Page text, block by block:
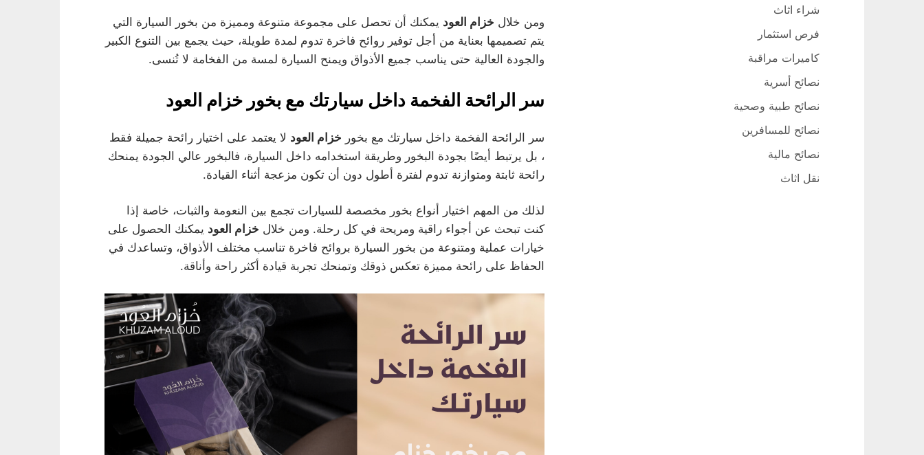
ومن خلال خزام العود يمكنك أن تحصل على مجموعة متنوعة ومميزة من بخور السيارة التي
يتم تصميمها بعناية من أجل توفير روائح فاخرة تدوم لمدة طويلة، حيث يجمع بين التنوع الكبير
والجودة العالية حتى يناسب جميع الأذواق ويمنح السيارة لمسة من الفخامة لا تُنسى.
سر الرائحة الفخمة داخل سيارتك مع بخور خزام العود
سر الرائحة الفخمة داخل سيارتك مع بخور خزام العود لا يعتمد على اختيار رائحة جميلة فقط
، بل يرتبط أيضًا بجودة البخور وطريقة استخدامه داخل السيارة، فالبخور عالي الجودة يمنحك
رائحة ثابتة ومتوازنة تدوم لفترة أطول دون أن تكون مزعجة أثناء القيادة.
لذلك من المهم اختيار أنواع بخور مخصصة للسيارات تجمع بين النعومة والثبات، خاصة إذا
كنت تبحث عن أجواء راقية ومريحة في كل رحلة. ومن خلال خزام العود يمكنك الحصول على
خيارات عملية ومتنوعة من بخور السيارة بروائح فاخرة تناسب مختلف الأذواق، وتساعدك في
الحفاظ على رائحة مميزة تعكس ذوقك وتمنحك تجربة قيادة أكثر راحة وأناقة.
شراء اثاث
فرص استثمار
كاميرات مراقبة
نصائح أسرية
نصائح طبية وصحية
نصائح للمسافرين
نصائح مالية
نقل اثاث